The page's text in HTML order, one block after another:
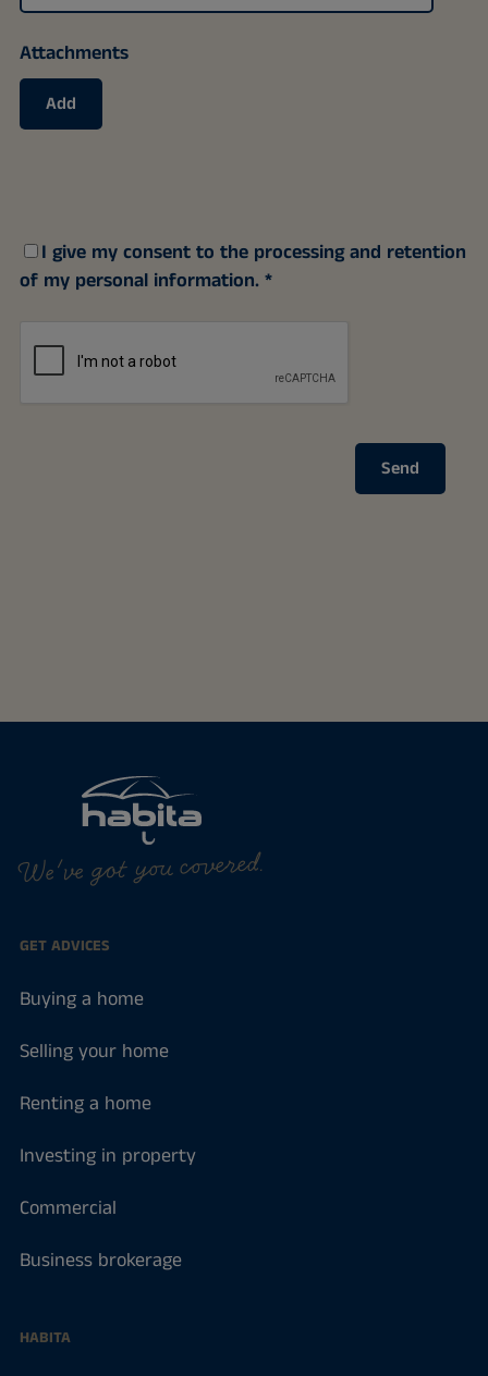
Attachments
Add
I give my consent to the processing and retention
of my personal information.
Send
We've got you covered.
GET ADVICES
Buying a home
Selling your home
Renting a home
Investing in property
Commercial
Business brokerage
HABITA